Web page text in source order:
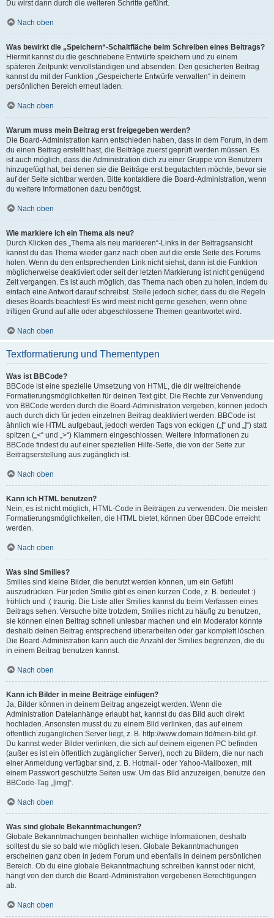
Du wirst dann durch die weiteren Schritte geführt.
Nach oben
Was bewirkt die „Speichern“-Schaltfläche beim Schreiben eines Beitrags?
Hiermit kannst du die geschriebene Entwürfe speichern und zu einem
späteren Zeitpunkt vervollständigen und absenden. Den gesicherten Beitrag
kannst du mit der Funktion „Gespeicherte Entwürfe verwalten“ in deinem
persönlichen Bereich erneut laden.
Nach oben
Warum muss mein Beitrag erst freigegeben werden?
Die Board-Administration kann entschieden haben, dass in dem Forum, in dem
du einen Beitrag erstellt hast, die Beiträge zuerst geprüft werden müssen. Es
ist auch möglich, dass die Administration dich zu einer Gruppe von Benutzern
hinzugefügt hat, bei denen sie die Beiträge erst begutachten möchte, bevor sie
auf der Seite sichtbar werden. Bitte kontaktiere die Board-Administration, wenn
du weitere Informationen dazu benötigst.
Nach oben
Wie markiere ich ein Thema als neu?
Durch Klicken des „Thema als neu markieren“-Links in der Beitragsansicht
kannst du das Thema wieder ganz nach oben auf die erste Seite des Forums
holen. Wenn du den entsprechenden Link nicht siehst, dann ist die Funktion
möglicherweise deaktiviert oder seit der letzten Markierung ist nicht genügend
Zeit vergangen. Es ist auch möglich, das Thema nach oben zu holen, indem du
einfach eine Antwort darauf schreibst. Stelle jedoch sicher, dass du die Regeln
dieses Boards beachtest! Es wird meist nicht gerne gesehen, wenn ohne
triftigen Grund auf alte oder abgeschlossene Themen geantwortet wird.
Nach oben
Textformatierung und Thementypen
Was ist BBCode?
BBCode ist eine spezielle Umsetzung von HTML, die dir weitreichende
Formatierungsmöglichkeiten für deinen Text gibt. Die Rechte zur Verwendung
von BBCode werden durch die Board-Administration vergeben, können jedoch
auch durch dich für jeden einzelnen Beitrag deaktiviert werden. BBCode ist
ähnlich wie HTML aufgebaut, jedoch werden Tags von eckigen („[“ und „]“) statt
spitzen („<“ und „>“) Klammern eingeschlossen. Weitere Informationen zu
BBCode findest du auf einer speziellen Hilfe-Seite, die von der Seite zur
Beitragserstellung aus zugänglich ist.
Nach oben
Kann ich HTML benutzen?
Nein, es ist nicht möglich, HTML-Code in Beiträgen zu verwenden. Die meisten
Formatierungsmöglichkeiten, die HTML bietet, können über BBCode erreicht
werden.
Nach oben
Was sind Smilies?
Smilies sind kleine Bilder, die benutzt werden können, um ein Gefühl
auszudrücken. Für jeden Smilie gibt es einen kurzen Code, z. B. bedeutet :)
fröhlich und :( traurig. Die Liste aller Smilies kannst du beim Verfassen eines
Beitrags sehen. Versuche bitte trotzdem, Smilies nicht zu häufig zu benutzen,
sie können einen Beitrag schnell unlesbar machen und ein Moderator könnte
deshalb deinen Beitrag entsprechend überarbeiten oder gar komplett löschen.
Die Board-Administration kann auch die Anzahl der Smilies begrenzen, die du
in einem Beitrag benutzen kannst.
Nach oben
Kann ich Bilder in meine Beiträge einfügen?
Ja, Bilder können in deinem Beitrag angezeigt werden. Wenn die
Administration Dateianhänge erlaubt hat, kannst du das Bild auch direkt
hochladen. Ansonsten musst du zu einem Bild verlinken, das auf einem
öffentlich zugänglichen Server liegt, z. B. http://www.domain.tld/mein-bild.gif.
Du kannst weder Bilder verlinken, die sich auf deinem eigenen PC befinden
(außer es ist ein öffentlich zugänglicher Server), noch zu Bildern, die nur nach
einer Anmeldung verfügbar sind, z. B. Hotmail- oder Yahoo-Mailboxen, mit
einem Passwort geschützte Seiten usw. Um das Bild anzuzeigen, benutze den
BBCode-Tag „[img]“.
Nach oben
Was sind globale Bekanntmachungen?
Globale Bekanntmachungen beinhalten wichtige Informationen, deshalb
solltest du sie so bald wie möglich lesen. Globale Bekanntmachungen
erscheinen ganz oben in jedem Forum und ebenfalls in deinem persönlichen
Bereich. Ob du eine globale Bekanntmachung schreiben kannst oder nicht,
hängt von den durch die Board-Administration vergebenen Berechtigungen
ab.
Nach oben